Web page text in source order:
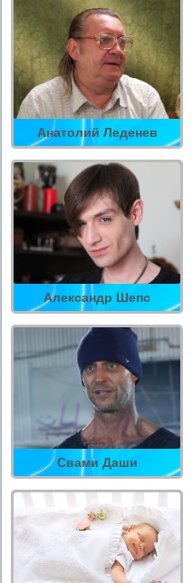
Анатолий Леденев
Александр Шепс
Свами Даши